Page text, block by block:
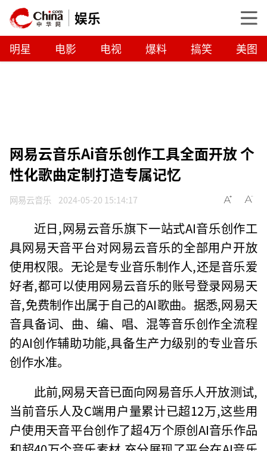
娱乐
明星 电影 电视 爆料 搞笑 美图
网易云音乐Ai音乐创作工具全面开放 个
性化歌曲定制打造专属记忆
网易云音乐 2024-05-20 15:14:17
近日,网易云音乐旗下一站式AI音乐创作工
具网易天音平台对网易云音乐的全部用户开放
使用权限。无论是专业音乐制作人,还是音乐爱
好者,都可以使用网易云音乐的账号登录网易天
音,免费制作出属于自己的AI歌曲。据悉,网易天
音具备词、曲、编、唱、混等音乐创作全流程
的AI创作辅助功能,具备生产力级别的专业音乐
创作水准。
此前,网易天音已面向网易音乐人开放测试,
当前音乐人及C端用户量累计已超12万,这些用
户使用天音平台创作了超4万个原创AI音乐作品